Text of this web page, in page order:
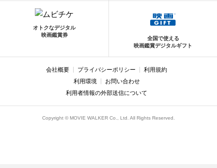
オトクなデジタル
映画鑑賞券
全国で使える
映画鑑賞デジタルギフト
会社概要 プライバシーポリシー
利用規約
利用環境
お問い合わせ
利用者情報の外部送信について
Copyright © MOVIE WALKER Co., Ltd. All Rights Reserved.